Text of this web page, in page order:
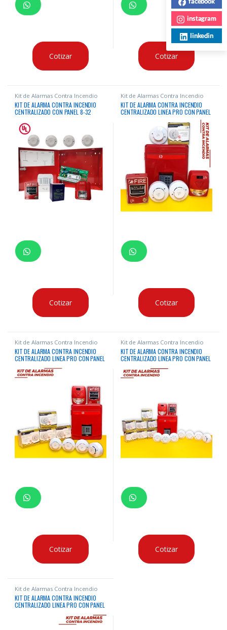
Cotizar Cotizar
Kit de Alarmas Contra Incendio
KIT DE ALARMA CONTRA INCENDIO
CENTRALIZADO CON PANEL 8-32
DISPOSITIVOS LIFE + BATERIA
Cotizar
Kit de Alarmas Contra Incendio
KIT DE ALARMA CONTRA INCENDIO
CENTRALIZADO LINEA PRO CON PANEL
5 ZONAS + 6 DISPOSITIVOS LIFE +
Cotizar
Kit de Alarmas Contra Incendio
KIT DE ALARMA CONTRA INCENDIO
CENTRALIZADO LINEA PRO CON PANEL
BATERIA
Cotizar
Kit de Alarmas Contra Incendio
KIT DE ALARMA CONTRA INCENDIO
CENTRALIZADO LINEA PRO CON PANEL
BATERIA
Cotizar
Kit de Alarmas Contra Incendio
KIT DE ALARMA CONTRA INCENDIO
CENTRALIZADO LINEA PRO CON PANEL
instagram
linkedin